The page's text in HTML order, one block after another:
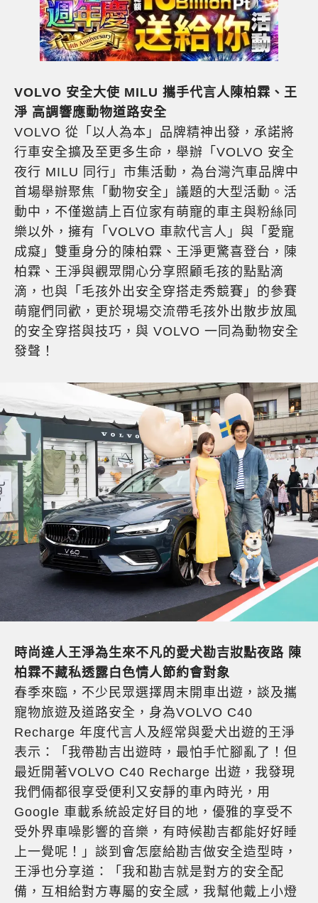
VOLVO 安全大使 MILU 攜手代言人陳柏霖、王
淨 高調響應動物道路安全
VOLVO 從「以人為本」品牌精神出發，承諾將
行車安全擴及至更多生命，舉辦「VOLVO 安全
夜行 MILU 同行」市集活動，為台灣汽車品牌中
首場舉辦聚焦「動物安全」議題的大型活動。活
動中，不僅邀請上百位家有萌寵的車主與粉絲同
樂以外，擁有「VOLVO 車款代言人」與「愛寵
成癡」雙重身分的陳柏霖、王淨更驚喜登台，陳
柏霖、王淨與觀眾開心分享照顧毛孩的點點滴
滴，也與「毛孩外出安全穿搭走秀競賽」的參賽
萌寵們同歡，更於現場交流帶毛孩外出散步放風
的安全穿搭與技巧，與 VOLVO 一同為動物安全
發聲！
時尚達人王淨為生來不凡的愛犬勘吉妝點夜路 陳
柏霖不藏私透露白色情人節約會對象
春季來臨，不少民眾選擇周末開車出遊，談及攜
寵物旅遊及道路安全，身為VOLVO C40
Recharge 年度代言人及經常與愛犬出遊的王淨
表示：「我帶勘吉出遊時，最怕手忙腳亂了！但
最近開著VOLVO C40 Recharge 出遊，我發現
我們倆都很享受便利又安靜的車內時光，用
Google 車載系統設定好目的地，優雅的享受不
受外界車噪影響的音樂，有時候勘吉都能好好睡
上一覺呢！」談到會怎麼給勘吉做安全造型時，
王淨也分享道：「我和勘吉就是對方的安全配
備，互相給對方專屬的安全感，我幫他戴上小燈